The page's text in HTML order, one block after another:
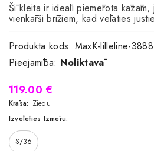
Šī kleita ir ideāli piemērota kāzām,
vienkārši brīžiem, kad vēlaties
Produkta kods: MaxK-lilleline-3888
Pieejamība: Noliktavā
119.00 €
Krāsa: Ziedu
Izvēlēties Izmēru:
S/36